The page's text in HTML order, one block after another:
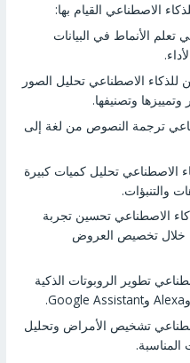
الاصطناعي القيام بها:
تعلم الأنماط في البيانات
الاصطناعي تحليل الصور
وتصنيفها.
ترجمة النصوص من لغة إلى
الاصطناعي تحليل كميات كبيرة
والتنبؤات.
الاصطناعي تحسين تجربة
خلال تخصيص العروض
تطوير الروبوتات الذكية
تشخيص الأمراض وتحليل
المناسبة.